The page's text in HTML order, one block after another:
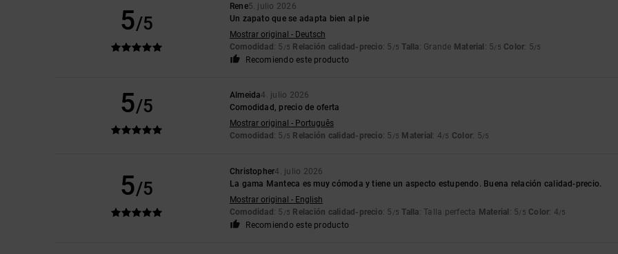
5/5
Rene5. julio 2026
Un zapato que se adapta bien al pie
Mostrar original - Deutsch
Comodidad: 5 /5 Relación calidad-precio: 5 /5 Talla: Grande Material : 5/5 Color: 5/5
Recomiendo este producto
5/5
Almeida4. julio 2026
Comodidad, precio de oferta
Mostrar original - Português
Comodidad: 5 /5 Relación calidad-precio: 5 /5 Material: 4/5 Color: 5/5
5/5
Christopher4. julio 2026
La gama Manteca es muy cómoda y tiene un aspecto estupendo. Buena relación calidad-precio.
Mostrar original - English
Comodidad: 5 /5 Relación calidad-precio: 5 /5 Talla: Talla perfecta Material : 5/5 Color: 4/5
Recomiendo este producto